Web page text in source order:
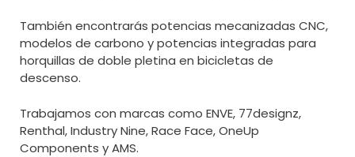
También encontrarás potencias mecanizadas CNC,
modelos de carbono y potencias integradas para
horquillas de doble pletina en bicicletas de
descenso.
Trabajamos con marcas como ENVE, 77designz,
Renthal, Industry Nine, Race Face, OneUp
Components y AMS.